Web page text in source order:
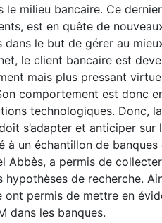
le milieu bancaire. Ce
est en quête de
dans le but de gérer au
le client bancaire est
mais plus pressant
comportement est donc
technologiques. Donc,
s’adapter et anticiper
à un échantillon de
Abbès, a permis de
hypothèses de recherche.
ont permis de mettre en
dans les banques.